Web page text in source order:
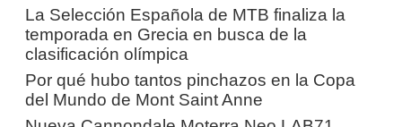
La Selección Española de MTB finaliza la
temporada en Grecia en busca de la
clasificación olímpica
Por qué hubo tantos pinchazos en la Copa
del Mundo de Mont Saint Anne